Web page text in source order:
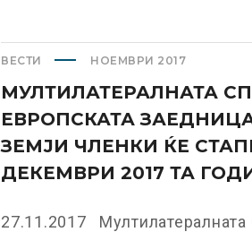
ВЕСТИ НОЕМВРИ 2017
МУЛТИЛАТЕРАЛНАТА
ЕВРОПСКАТА
ЗЕМЈИ ЧЛЕНКИ ЌЕ
ДЕКЕМВРИ 2017 ТА
27.11.2017 Мултилатералната